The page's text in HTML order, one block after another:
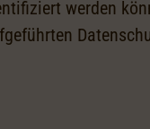
werden